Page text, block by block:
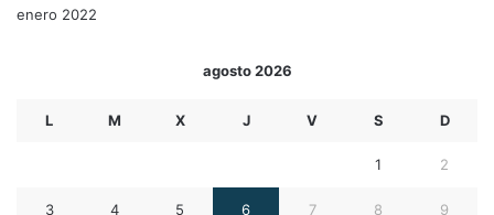
enero 2022
agosto 2026
L M X J V S D
1 2
3 4 5 6 7 8 9